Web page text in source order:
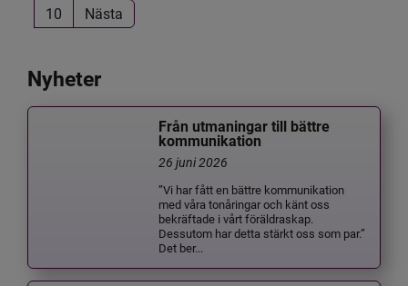
10
Nästa
Nyheter
Från utmaningar till bättre
kommunikation
26 juni 2026
”Vi har fått en bättre kommunikation
med våra tonåringar och känt oss
bekräftade i vårt föräldraskap.
Dessutom har detta stärkt oss som par.”
Det ber...